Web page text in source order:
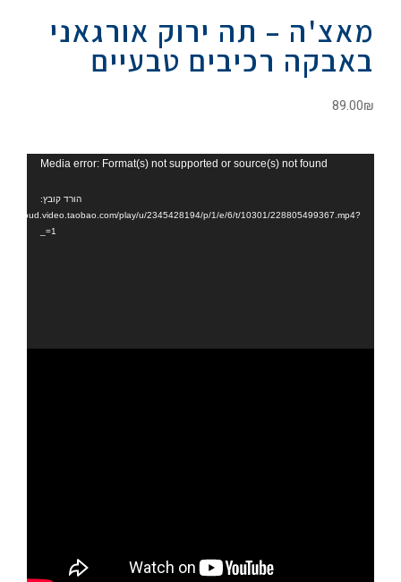
מאצ'ה – תה ירוק אורגאני
באבקה רכיבים טבעיים
89.00₪
Media error: Format(s) not supported or source(s) not found
הורד קובץ:
cloud.video.taobao.com/play/u/2345428194/p/1/e/6/t/10301/228805499367.mp4?
_=1